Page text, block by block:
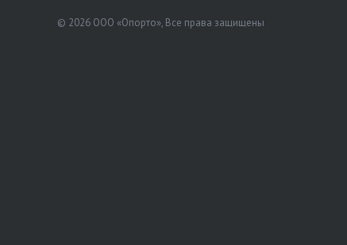
© 2026 ООО «Опорто», Все права защищены